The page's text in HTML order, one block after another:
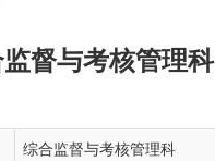
督与考核管理科
综合监督与考核管理科